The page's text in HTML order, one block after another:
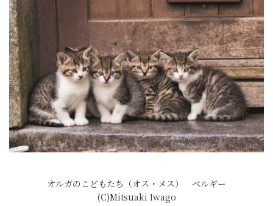
オルガのこどもたち（オス・メス） ベルギー
(C)Mitsuaki Iwago